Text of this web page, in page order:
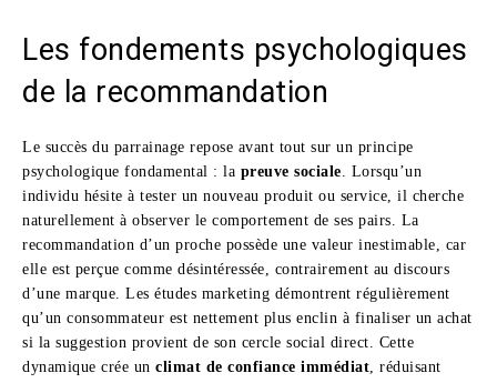
Les fondements psychologiques
de la recommandation
Le succès du parrainage repose avant tout sur un principe
psychologique fondamental : la preuve sociale. Lorsqu’un
individu hésite à tester un nouveau produit ou service, il cherche
naturellement à observer le comportement de ses pairs. La
recommandation d’un proche possède une valeur inestimable, car
elle est perçue comme désintéressée, contrairement au discours
d’une marque. Les études marketing démontrent régulièrement
qu’un consommateur est nettement plus enclin à finaliser un achat
si la suggestion provient de son cercle social direct. Cette
dynamique crée un climat de confiance immédiat, réduisant